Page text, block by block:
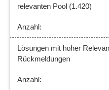
relevanten Pool (1.420)
Lösungen mit hoher
Rückmeldungen